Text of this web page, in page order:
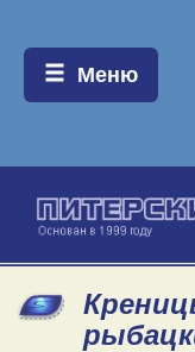
Меню:
Меню